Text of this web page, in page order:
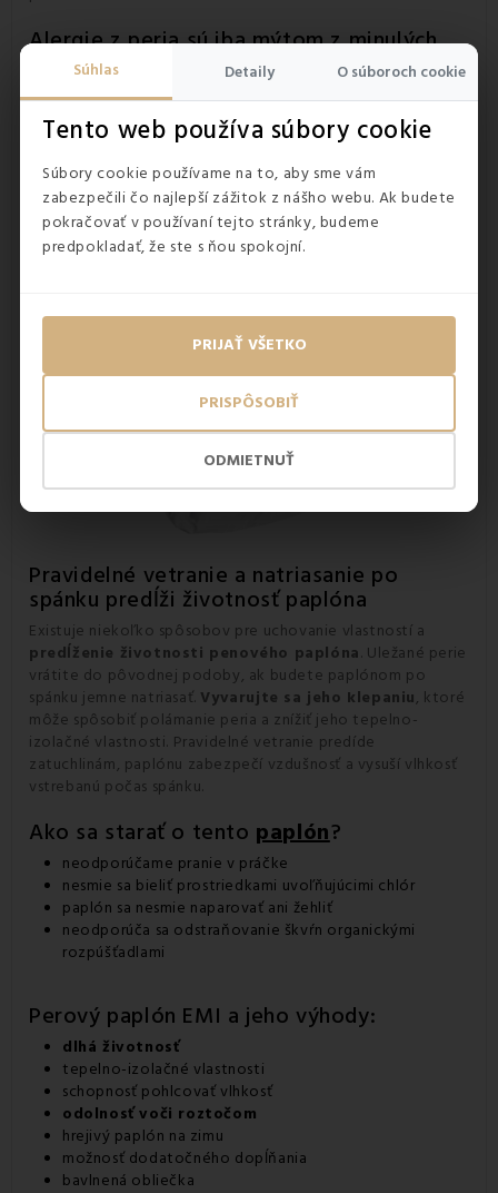
Súhlas Detaily O súboroch cookie
Tento web používa súbory cookie
Súbory cookie používame na to, aby sme vám
zabezpečili čo najlepší zážitok z nášho webu. Ak budete
pokračovať v používaní tejto stránky, budeme
predpokladať, že ste s ňou spokojní.
ODMIETNUŤ
PRISPÔSOBIŤ
PRIJAŤ VŠETKO
Alergie z peria sú iba mýtom z minulých
V súčasnosti je perie pred výroboupaplónova vankúšov
sterilizované tak, aby sa vo vnútri
zneškodnili všetky živé
organizmy . Hygienicky ošetrený perový paplón je
automaticky odolný voči roztočom.
Alergie spôsobené
perím sú mýtom z čias našich babičiek, kedy sa perové
paplóny vyrábali v domácich podmienkach.
Pravidelné vetranie a natriasanie po
spánku predĺži životnosť paplóna
Existuje niekoľko spôsobov pre uchovanie vlastností a
predĺženie životnosti penového paplóna. Uležané perie
vrátite do pôvodnej podoby, ak budete paplónom po
spánku jemne natriasať. Vyvarujte sa jeho klepaniu, ktoré
môže spôsobiť polámanie peria a znížiť jeho tepelno-
izolačné vlastnosti. Pravidelné vetranie predíde
zatuchlinám, paplónu zabezpečí vzdušnosť a vysuší vlhkosť
vstrebanú počas spánku.
Ako sa starať o tento paplón?
neodporúčame pranie v práčke
nesmie sa bieliť prostriedkami uvoľňujúcimi chlór
paplón sa nesmie naparovať ani žehliť
neodporúča sa odstraňovanie škvŕn organickými
rozpúšťadlami
Perový paplón EMI a jeho výhody:
dlhá životnosť
tepelno-izolačné vlastnosti
schopnosť pohlcovať vlhkosť
odolnosť voči roztočom
hrejivý paplón na zimu
možnosť dodatočného dopĺňania
bavlnená obliečka